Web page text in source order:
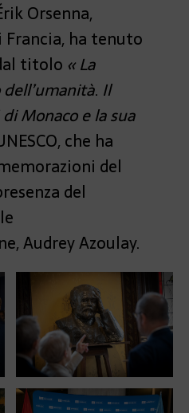
Orsenna,
Francia, ha tenuto
titolo « La
. Il
Monaco e la sua
che ha
del
del
Audrey Azoulay.